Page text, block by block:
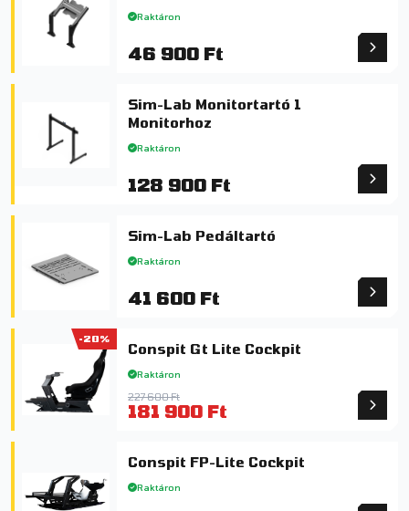
Raktáron
46 900 Ft
Sim-Lab Monitortartó 1
Monitorhoz
Raktáron
128 900 Ft
Sim-Lab Pedáltartó
Raktáron
41 600 Ft
-20%
Conspit Gt Lite Cockpit
Raktáron
227 600 Ft
181 900 Ft
Conspit FP-Lite Cockpit
Raktáron